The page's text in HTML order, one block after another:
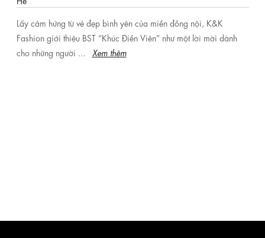
Lấy cảm hứng từ vẻ đẹp bình yên của miền đồng nội, K&K
Fashion giới thiệu BST “Khúc Điền Viên” như một lời mời dành
cho những người ...
Xem thêm